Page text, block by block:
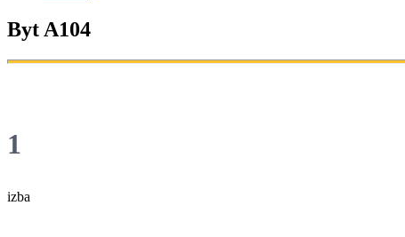
Byt A104
1
izba